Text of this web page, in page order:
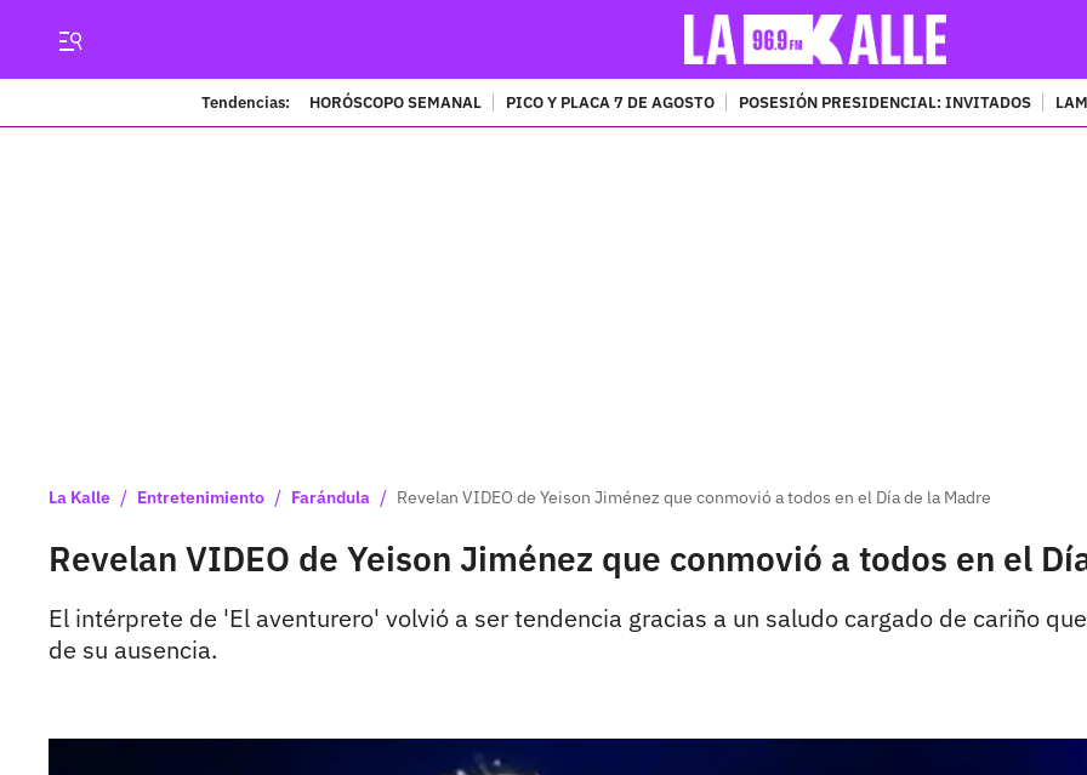
Tendencias: HORÓSCOPO SEMANAL PICO Y PLACA 7 DE AGOSTO POSESIÓN PRESIDENCIAL: INVITADOS
La Kalle / Entretenimiento / Farándula / Revelan VIDEO de Yeison Jiménez que conmovió a todos en el Día de la Madre
Revelan VIDEO de Yeison Jiménez que conmovió a todos en el
El intérprete de 'El aventurero' volvió a ser tendencia gracias a un saludo cargado de cariño
de su ausencia.